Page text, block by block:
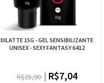
DILATTE 15G - GEL SENSIBILIZANTE
UNISEX - SEXY FANTASY 6412
R$25,90 R$7,04